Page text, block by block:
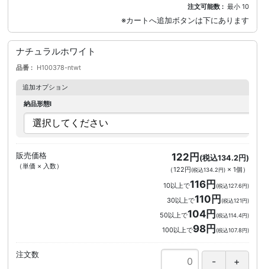
注文可能数 最小 10
ナチュラルホワイト
品番 H100378-ntwt
追加オプション
納品形態I
販売価格
（単価 × 入数）
122円(税込134.2円)
（122円(税込134.2円)× 1個 ）
10以上で116円 (税込127.6円)
30以上で110円 (税込121円)
50以上で104円 (税込114.4円)
100以上で98円 (税込107.8円)
注文数